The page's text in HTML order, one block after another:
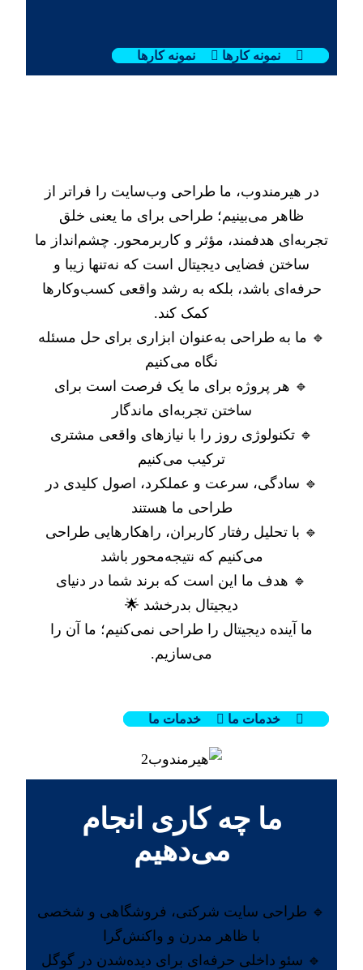
نمونه کارها نمونه کارها
در هیرمندوب، ما طراحی وب‌سایت را فراتر از
ظاهر می‌بینیم؛ طراحی برای ما یعنی خلق
تجربه‌ای هدفمند، مؤثر و کاربرمحور. چشم‌انداز ما
ساختن فضایی دیجیتال است که نه‌تنها زیبا و
حرفه‌ای باشد، بلکه به رشد واقعی کسب‌وکارها
کمک کند.
🔹 ما به طراحی به‌عنوان ابزاری برای حل مسئله
نگاه می‌کنیم
🔹 هر پروژه برای ما یک فرصت است برای
ساختن تجربه‌ای ماندگار
🔹 تکنولوژی روز را با نیازهای واقعی مشتری
ترکیب می‌کنیم
🔹 سادگی، سرعت و عملکرد، اصول کلیدی در
طراحی ما هستند
🔹 با تحلیل رفتار کاربران، راهکارهایی طراحی
می‌کنیم که نتیجه‌محور باشد
🔹 هدف ما این است که برند شما در دنیای
دیجیتال بدرخشد 🌟
ما آینده دیجیتال را طراحی نمی‌کنیم؛ ما آن را
می‌سازیم.
خدمات ما خدمات ما
ما چه کاری انجام
می‌دهیم
🔹 طراحی سایت شرکتی، فروشگاهی و شخصی
با ظاهر مدرن و واکنش‌گرا
🔹 سئو داخلی حرفه‌ای برای دیده‌شدن در گوگل